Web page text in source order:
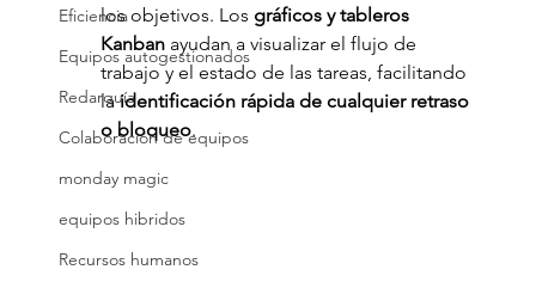
Eficiencia
Equipos autogestionados
Redarquía
Colaboración de equipos
monday magic
equipos hibridos
Recursos humanos
los objetivos. Los gráficos y tableros
Kanban ayudan a visualizar el flujo de
trabajo y el estado de las tareas, facilitando
la identificación rápida de cualquier retraso
o bloqueo.